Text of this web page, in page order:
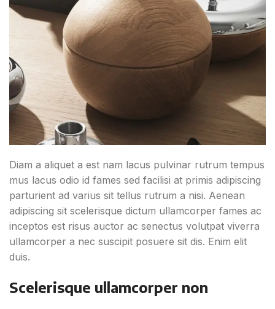
Diam a aliquet a est nam lacus pulvinar rutrum tempus
mus lacus odio id fames sed facilisi at primis adipiscing
parturient ad varius sit tellus rutrum a nisi. Aenean
adipiscing sit scelerisque dictum ullamcorper fames ac
inceptos est risus auctor ac senectus volutpat viverra
ullamcorper a nec suscipit posuere sit dis. Enim elit
duis.
Scelerisque ullamcorper non